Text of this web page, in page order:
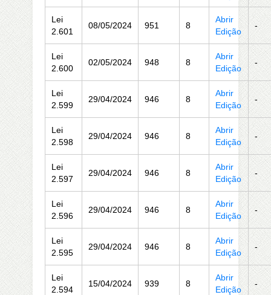
Lei
2.601
08/05/2024 951 8
Abrir
Edição
-
Lei
2.600
02/05/2024 948 8
Abrir
Edição
-
Lei
2.599
29/04/2024 946 8
Abrir
Edição
-
Lei
2.598
29/04/2024 946 8
Abrir
Edição
-
Lei
2.597
29/04/2024 946 8
Abrir
Edição
-
Lei
2.596
29/04/2024 946 8
Abrir
Edição
-
Lei
2.595
29/04/2024 946 8
Abrir
Edição
-
Lei
2.594
15/04/2024 939 8
Abrir
Edição
-